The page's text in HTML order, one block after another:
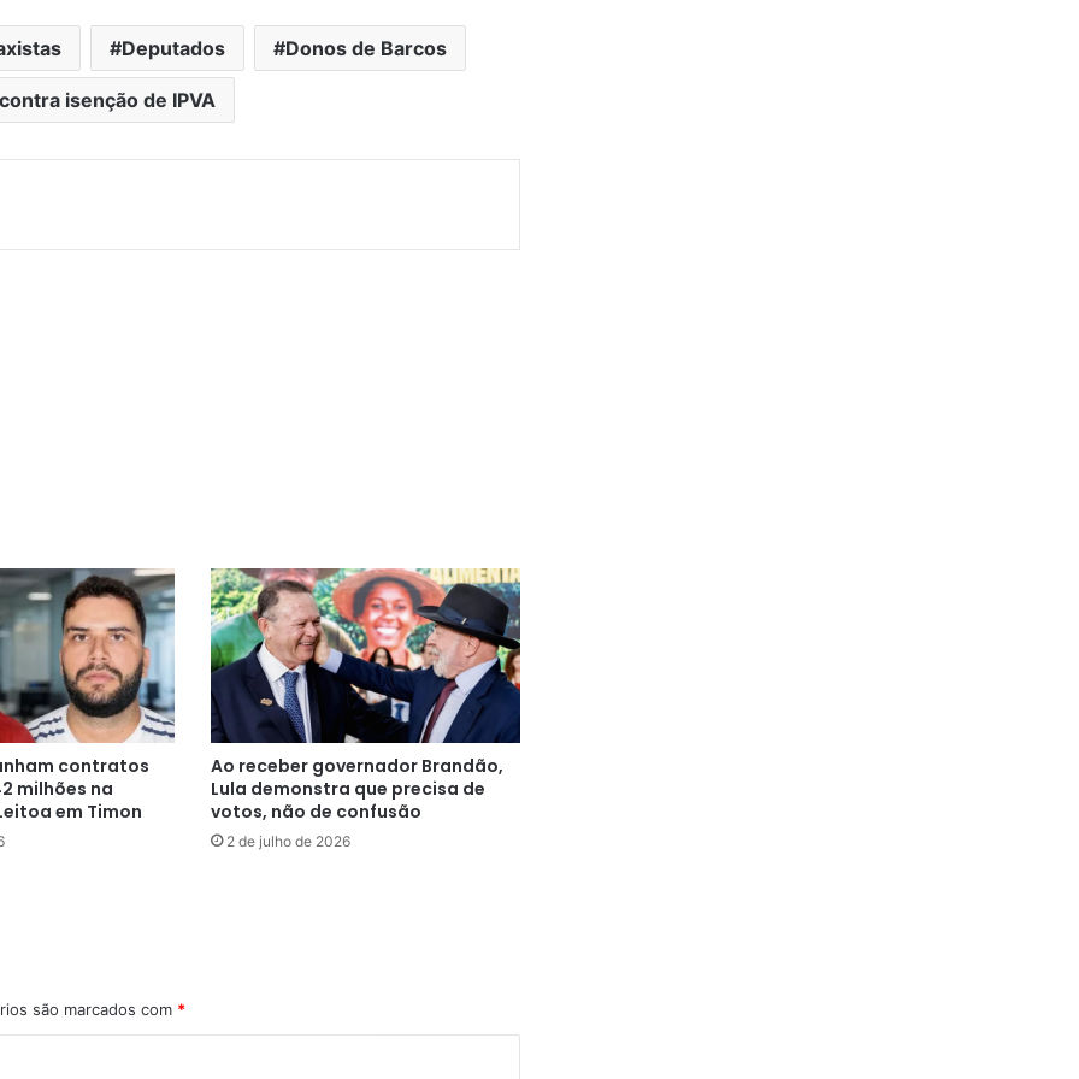
Deputados Donos de Barcos
isenção de IPVA
contratos
milhões na
em Timon
Ao receber governador Brandão,
Lula demonstra que precisa de
votos, não de confusão
2 de julho de 2026
são marcados com *